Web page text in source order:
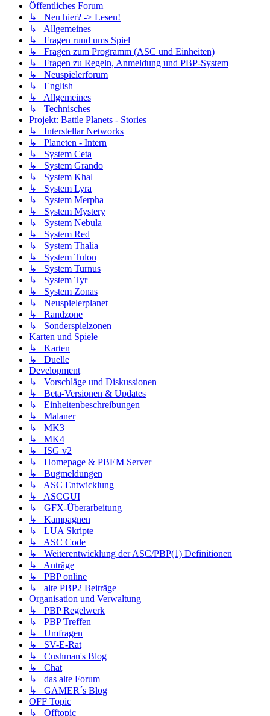
Öffentliches Forum
↳ Neu hier? -> Lesen!
↳ Allgemeines
↳ Fragen rund ums Spiel
↳ Fragen zum Programm (ASC und Einheiten)
↳ Fragen zu Regeln, Anmeldung und PBP-System
↳ Neuspielerforum
↳ English
↳ Allgemeines
↳ Technisches
Projekt: Battle Planets - Stories
↳ Interstellar Networks
↳ Planeten - Intern
↳ System Ceta
↳ System Grando
↳ System Khal
↳ System Lyra
↳ System Merpha
↳ System Mystery
↳ System Nebula
↳ System Red
↳ System Thalia
↳ System Tulon
↳ System Turnus
↳ System Tyr
↳ System Zonas
↳ Neuspielerplanet
↳ Randzone
↳ Sonderspielzonen
Karten und Spiele
↳ Karten
↳ Duelle
Development
↳ Vorschläge und Diskussionen
↳ Beta-Versionen & Updates
↳ Einheitenbeschreibungen
↳ Malaner
↳ MK3
↳ MK4
↳ ISG v2
↳ Homepage & PBEM Server
↳ Bugmeldungen
↳ ASC Entwicklung
↳ ASCGUI
↳ GFX-Überarbeitung
↳ Kampagnen
↳ LUA Skripte
↳ ASC Code
↳ Weiterentwicklung der ASC/PBP(1) Definitionen
↳ Anträge
↳ PBP online
↳ alte PBP2 Beiträge
Organisation und Verwaltung
↳ PBP Regelwerk
↳ PBP Treffen
↳ Umfragen
↳ SV-E-Rat
↳ Cushman's Blog
↳ Chat
↳ das alte Forum
↳ GAMER´s Blog
OFF Topic
↳ Offtopic